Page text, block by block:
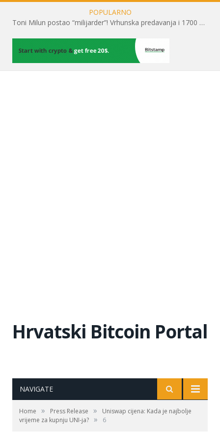
POPULARNO
Toni Milun postao “milijarder”! Vrhunska predavanja i 1700 posjetitelja obilježili su mjesec financijske pismenosti
Hrvatski Bitcoin Portal
NAVIGATE
Home » Press Release »
Uniswap cijena: Kada je najbolje
vrijeme za kupnju UNI-ja? » 6